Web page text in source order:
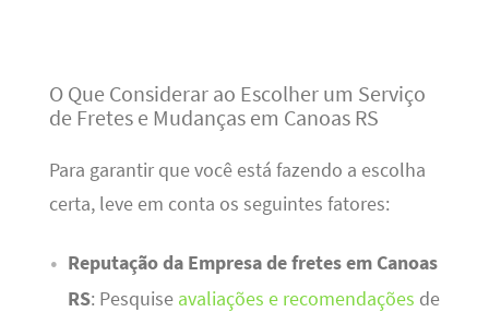
O Que Considerar ao Escolher um Serviço
de Fretes e Mudanças em Canoas RS
Para garantir que você está fazendo a escolha
certa, leve em conta os seguintes fatores:
Reputação da Empresa de fretes em Canoas
RS: Pesquise avaliações e recomendações de